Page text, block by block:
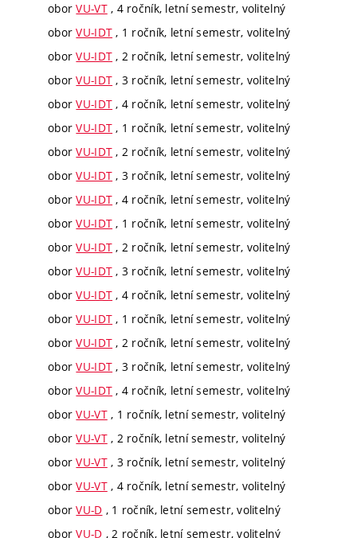
oborVU-VT, 4 ročník, letní semestr, volitelný
oborVU-IDT , 1 ročník, letní semestr, volitelný
oborVU-IDT , 2 ročník, letní semestr, volitelný
oborVU-IDT , 3 ročník, letní semestr, volitelný
oborVU-IDT , 4 ročník, letní semestr, volitelný
oborVU-IDT , 1 ročník, letní semestr, volitelný
oborVU-IDT , 2 ročník, letní semestr, volitelný
oborVU-IDT , 3 ročník, letní semestr, volitelný
oborVU-IDT , 4 ročník, letní semestr, volitelný
oborVU-IDT , 1 ročník, letní semestr, volitelný
oborVU-IDT , 2 ročník, letní semestr, volitelný
oborVU-IDT , 3 ročník, letní semestr, volitelný
oborVU-IDT , 4 ročník, letní semestr, volitelný
oborVU-IDT , 1 ročník, letní semestr, volitelný
oborVU-IDT , 2 ročník, letní semestr, volitelný
oborVU-IDT , 3 ročník, letní semestr, volitelný
oborVU-IDT , 4 ročník, letní semestr, volitelný
oborVU-VT, 1 ročník, letní semestr, volitelný
oborVU-VT, 2 ročník, letní semestr, volitelný
oborVU-VT, 3 ročník, letní semestr, volitelný
oborVU-VT, 4 ročník, letní semestr, volitelný
oborVU-D , 1 ročník, letní semestr, volitelný
oborVU-D , 2 ročník, letní semestr, volitelný